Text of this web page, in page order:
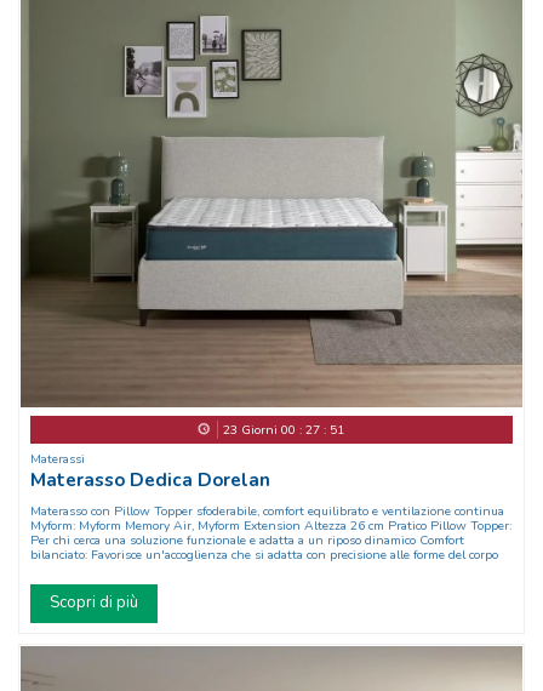
23 Giorni 00 : 27: 48
Materassi
Materasso Dedica Dorelan
Materasso con Pillow Topper sfoderabile, comfort equilibrato e ventilazione continua
Myform: Myform Memory Air, Myform Extension Altezza 26 cm Pratico Pillow Topper:
Per chi cerca una soluzione funzionale e adatta a un riposo dinamico Comfort
bilanciato: Favorisce un'accoglienza che si adatta con precisione alle forme del corpo
Scopri di più